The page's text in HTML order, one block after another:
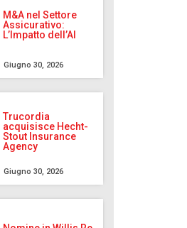
M&A nel Settore
Assicurativo:
L’Impatto dell’AI
Giugno 30, 2026
Trucordia
acquisisce Hecht-
Stout Insurance
Agency
Giugno 30, 2026